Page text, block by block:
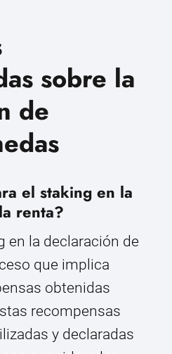
sobre la
de
el staking en la
renta?
en la declaración de
que implica
obtenidas
recompensas
y declaradas